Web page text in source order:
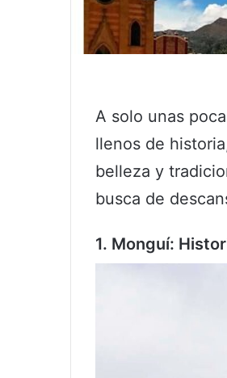
A solo unas
llenos de
belleza y
busca de
1. Monguí: